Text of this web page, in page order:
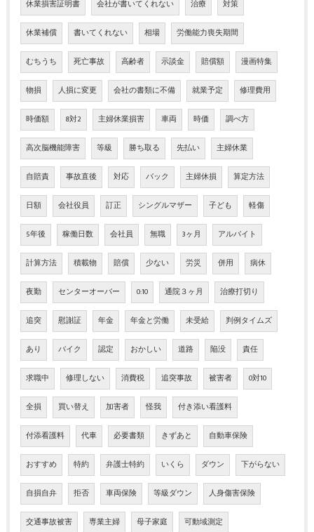
休業損害証明書 会社が書いてくれない 治療 対策
休業補償 書いてくれない 相場 労働能力喪失期間
むちうち 死亡事故 高齢者 示談金 賠償額 漫画特集
物損 人損に変更 会社の書類に不備 就業予定 修理費用
時価額 8対2 主婦休業損害 車両 時価 調べ方
高次脳機能障害 等級 勝ち取る 先払い 主婦休業
自賠責 事故直後 対応 バック 主婦休損 算定方法
日額 会社役員 訂正 シングルマザー 子ども 軽傷
5年後 稼働日数 会社員 無職 3ヶ月 アルバイト
計算方法 積載物 賠償 少ない 労災 併用 病休
夜勤 センターオーバー 0:10 通院３ヶ月 治療打切り
追突 慰謝証 年金 年金と労働 未受給 判例タイムズ
あり バイク 認定 おかしい 道路 陥没 責任
求職中 修理しない 消費税 追突事故 被害者 0対10
全損 買い替え 加害者 怪我 付き添い看護料
付添看護料 代車 必要書類 きずあと 自動車保険
おすすめ 特約 弁護士特約 いくら ダウン 下がらない
自損自弁 拒否 車両保険 等級ダウン 人身傷害保険
交通事故被害 専業主婦 母子家庭 可動域測定